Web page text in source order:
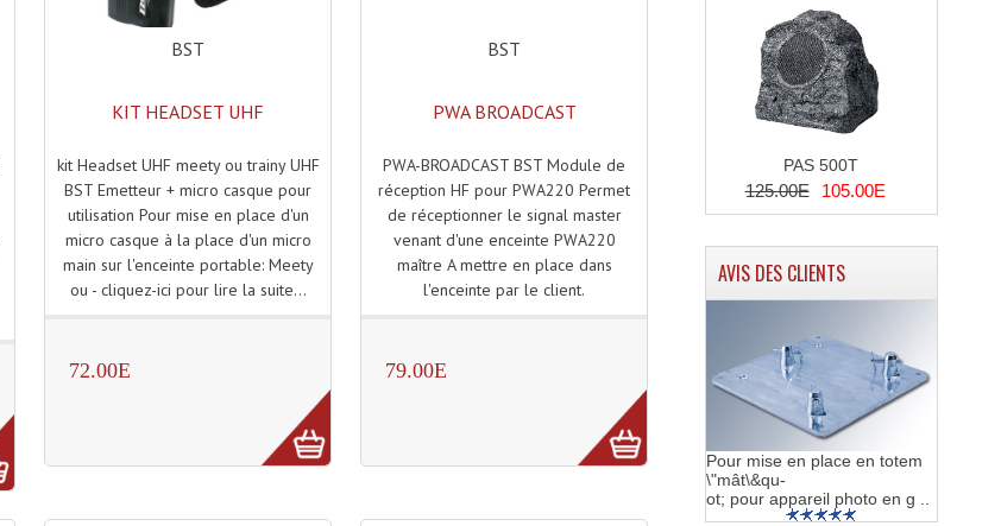
BST
KIT HEADSET UHF
kit Headset UHF meety ou trainy UHF
BST Emetteur + micro casque pour
utilisation Pour mise en place d'un
micro casque à la place d'un micro
main sur l'enceinte portable: Meety
ou - cliquez-ici pour lire la suite...
72.00E
BST
PWA BROADCAST
PWA-BROADCAST BST Module de
réception HF pour PWA220 Permet
de réceptionner le signal master
venant d'une enceinte PWA220
maître A mettre en place dans
l'enceinte par le client.
79.00E
PAS 500T
125.00E 105.00E
AVIS DES CLIENTS
Pour mise en place en totem
\"mât\&qu-
ot; pour appareil photo en g ..